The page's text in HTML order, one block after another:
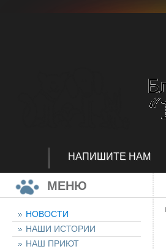
НАПИШИТЕ НАМ
МЕНЮ
НОВОСТИ
НАШИ ИСТОРИИ
НАШ ПРИЮТ